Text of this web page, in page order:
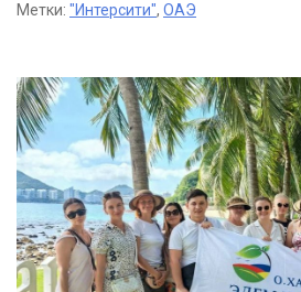
Метки: "Интерсити", ОАЭ